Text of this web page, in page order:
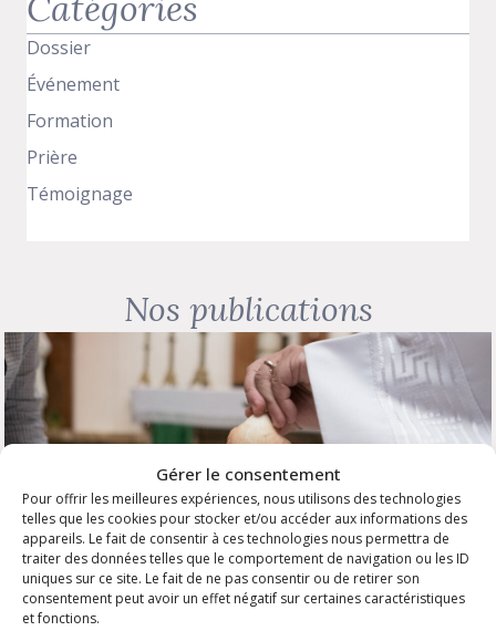
Gérer le consentement
Pour offrir les meilleures expériences, nous utilisons des technologies
telles que les cookies pour stocker et/ou accéder aux informations des
appareils. Le fait de consentir à ces technologies nous permettra de
traiter des données telles que le comportement de navigation ou les ID
uniques sur ce site. Le fait de ne pas consentir ou de retirer son
consentement peut avoir un effet négatif sur certaines caractéristiques
et fonctions.
Dossier
Événement
Formation
Prière
Témoignage
Nos publications